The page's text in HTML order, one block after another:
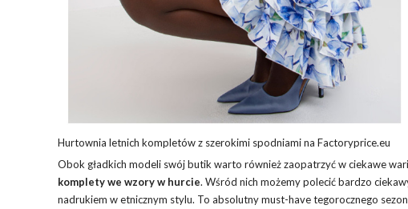
Hurtownia letnich kompletów z szerokimi spodniami na Factoryprice.eu
Obok gładkich modeli swój butik warto również zaopatrzyć w ciekawe
komplety we wzory w hurcie. Wśród nich możemy polecić bardzo
nadrukiem w etnicznym stylu. To absolutny must-have tegorocznego